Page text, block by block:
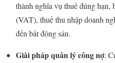
thành nghĩa vụ thuế đúng hạn,
(VAT), thuế thu nhập doanh
đến bất động sản.
Giải pháp quản lý công nợ: